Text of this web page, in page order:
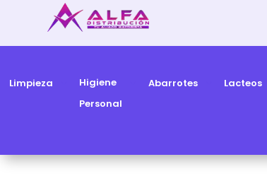
Limpieza
Higiene
Personal
Abarrotes Lacteos